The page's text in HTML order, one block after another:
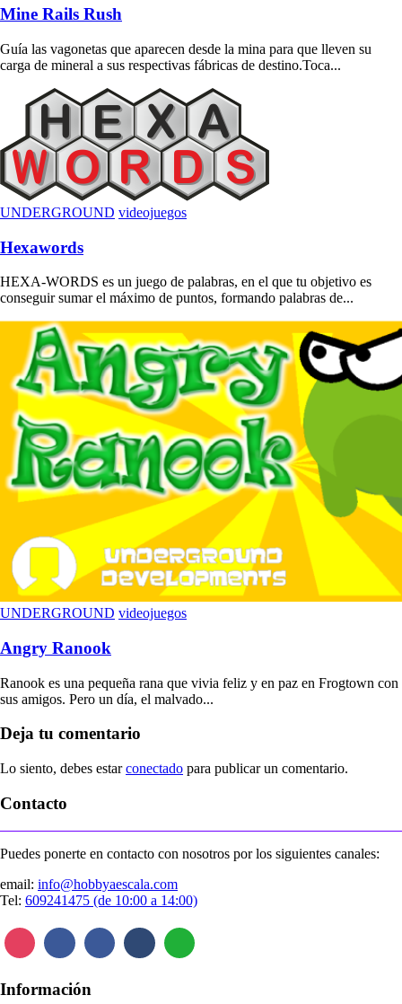
Mine Rails Rush
Guía las vagonetas que aparecen desde la mina para que lleven su
carga de mineral a sus respectivas fábricas de destino.Toca...
UNDERGROUND videojuegos
Hexawords
HEXA-WORDS es un juego de palabras, en el que tu objetivo es
conseguir sumar el máximo de puntos, formando palabras de...
UNDERGROUND videojuegos
Angry Ranook
Ranook es una pequeña rana que vivia feliz y en paz en Frogtown con
sus amigos. Pero un día, el malvado...
Deja tu comentario
Lo siento, debes estarconectado para publicar un comentario.
Contacto
Puedes ponerte en contacto con nosotros por los siguientes canales:
email: info@hobbyaescala.com
Tel: 609241475 (de 10:00 a 14:00)
Información